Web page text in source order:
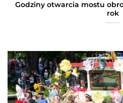
Godziny otwarcia mostu
rok